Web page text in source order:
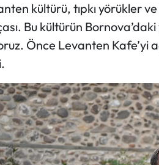
kültürü, tıpkı yörükler
Bu kültürün
Önce Levanten Kafe’yi